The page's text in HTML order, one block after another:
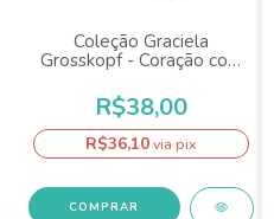
Coleção Graciela
Grosskopf - Coração com
R$38,00
R$36,10via pix